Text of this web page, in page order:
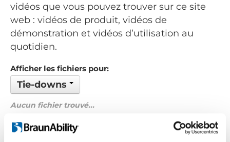
vidéos que vous pouvez trouver sur ce site
web : vidéos de produit, vidéos de
démonstration et vidéos d’utilisation au
quotidien.
Afficher les fichiers pour:
Tie-downs
Aucun fichier trouvé...
Commandé par: Date